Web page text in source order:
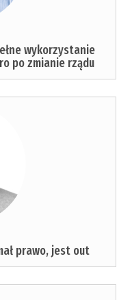
wykorzystanie
po zmianie rządu
prawo, jest out